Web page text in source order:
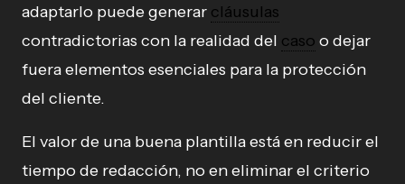
adaptarlo puede generar cláusulas
contradictorias con la realidad del caso o dejar
fuera elementos esenciales para la protección
del cliente.
El valor de una buena plantilla está en reducir el
tiempo de redacción, no en eliminar el criterio